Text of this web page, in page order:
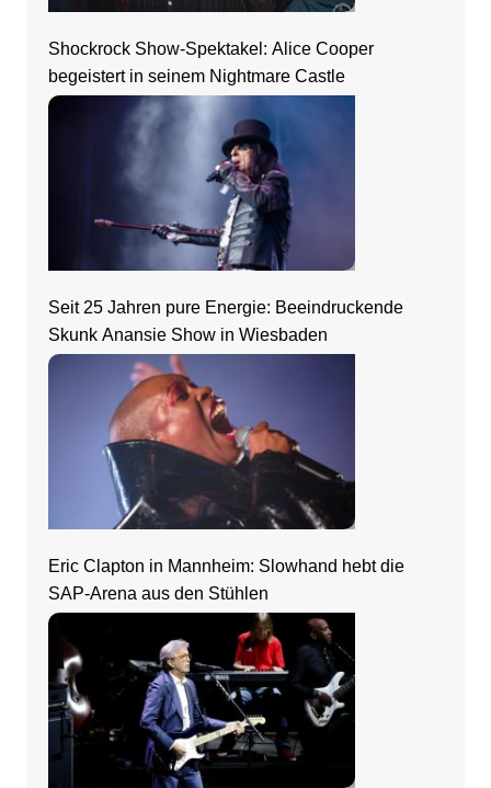
Shockrock Show-Spektakel: Alice Cooper
begeistert in seinem Nightmare Castle
Seit 25 Jahren pure Energie: Beeindruckende
Skunk Anansie Show in Wiesbaden
Eric Clapton in Mannheim: Slowhand hebt die
SAP-Arena aus den Stühlen